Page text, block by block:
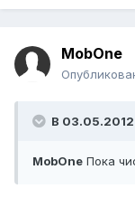
MobOne
В 03.05.2012
MobOne Пока